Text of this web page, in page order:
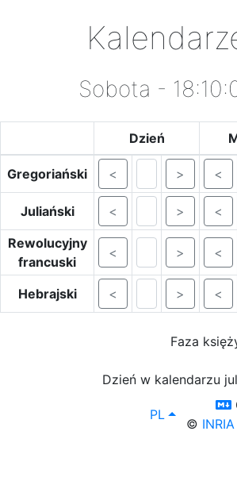
Sobota -
Dzień
Gregoriański < > <
Juliański < > <
Rewolucyjny
francuski
< > <
Hebrajski < > <
Faza
Dzień w kalendarzu
lang
PL , Możesz
© INRIA